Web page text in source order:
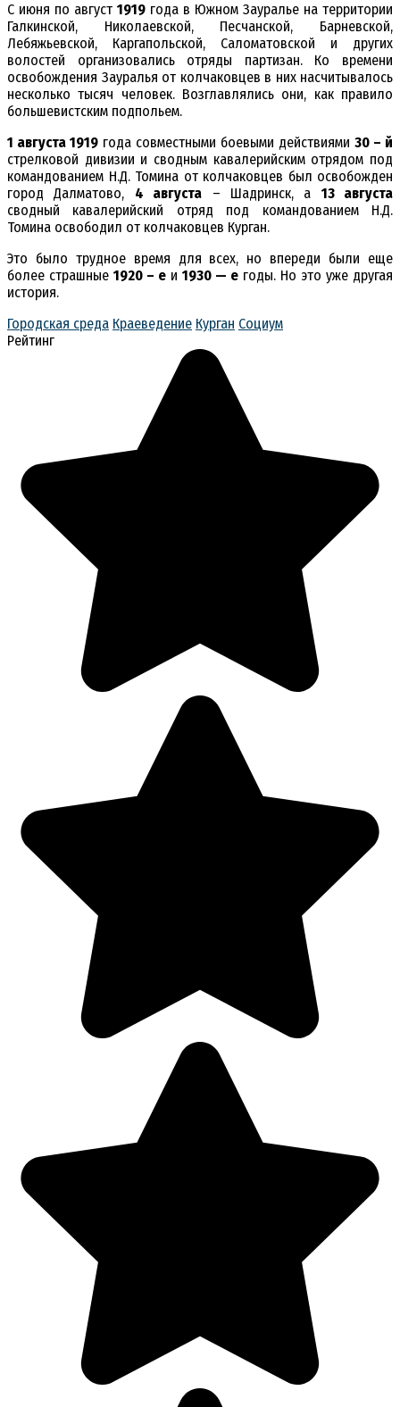
С июня по август 1919 года в Южном Зауралье на территории
Галкинской, Николаевской, Песчанской, Барневской,
Лебяжьевской, Каргапольской, Саломатовской и других
волостей организовались отряды партизан. Ко времени
освобождения Зауралья от колчаковцев в них насчитывалось
несколько тысяч человек. Возглавлялись они, как правило
большевистским подпольем.
1 августа 1919 года совместными боевыми действиями 30 – й
стрелковой дивизии и сводным кавалерийским отрядом под
командованием Н.Д. Томина от колчаковцев был освобожден
город Далматово, 4 августа – Шадринск, а 13 августа
сводный кавалерийский отряд под командованием Н.Д.
Томина освободил от колчаковцев Курган.
Это было трудное время для всех, но впереди были еще
более страшные 1920 – е и 1930 — е годы. Но это уже другая
история.
Городская среда Краеведение Курган Социум
Рейтинг